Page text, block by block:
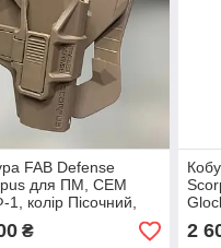
FAB Defense
для ПМ, СЕМ
колір Пісочний,
під пістолет
₴ 2